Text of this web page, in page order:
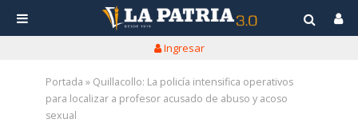
Ingresar
Portada » Quillacollo: La policía intensifica operativos
para localizar a profesor acusado de abuso y acoso
sexual